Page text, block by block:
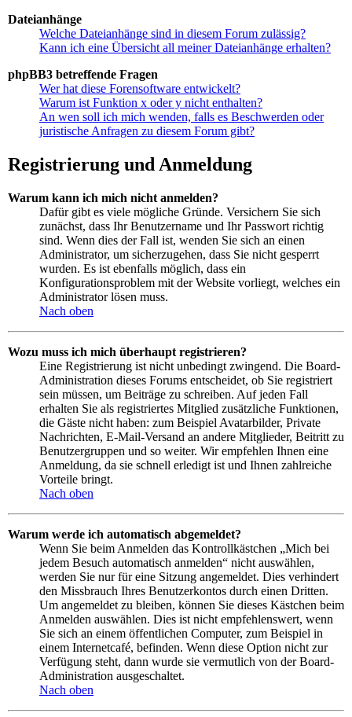
Dateianhänge
Welche Dateianhänge sind in diesem Forum zulässig?
Kann ich eine Übersicht all meiner Dateianhänge erhalten?
phpBB3 betreffende Fragen
Wer hat diese Forensoftware entwickelt?
Warum ist Funktion x oder y nicht enthalten?
An wen soll ich mich wenden, falls es Beschwerden oder
juristische Anfragen zu diesem Forum gibt?
Registrierung und Anmeldung
Warum kann ich mich nicht anmelden?
Dafür gibt es viele mögliche Gründe. Versichern Sie sich
zunächst, dass Ihr Benutzername und Ihr Passwort richtig
sind. Wenn dies der Fall ist, wenden Sie sich an einen
Administrator, um sicherzugehen, dass Sie nicht gesperrt
wurden. Es ist ebenfalls möglich, dass ein
Konfigurationsproblem mit der Website vorliegt, welches ein
Administrator lösen muss.
Nach oben
Wozu muss ich mich überhaupt registrieren?
Eine Registrierung ist nicht unbedingt zwingend. Die Board-
Administration dieses Forums entscheidet, ob Sie registriert
sein müssen, um Beiträge zu schreiben. Auf jeden Fall
erhalten Sie als registriertes Mitglied zusätzliche Funktionen,
die Gäste nicht haben: zum Beispiel Avatarbilder, Private
Nachrichten, E-Mail-Versand an andere Mitglieder, Beitritt zu
Benutzergruppen und so weiter. Wir empfehlen Ihnen eine
Anmeldung, da sie schnell erledigt ist und Ihnen zahlreiche
Vorteile bringt.
Nach oben
Warum werde ich automatisch abgemeldet?
Wenn Sie beim Anmelden das Kontrollkästchen „Mich bei
jedem Besuch automatisch anmelden“ nicht auswählen,
werden Sie nur für eine Sitzung angemeldet. Dies verhindert
den Missbrauch Ihres Benutzerkontos durch einen Dritten.
Um angemeldet zu bleiben, können Sie dieses Kästchen beim
Anmelden auswählen. Dies ist nicht empfehlenswert, wenn
Sie sich an einem öffentlichen Computer, zum Beispiel in
einem Internetcafé, befinden. Wenn diese Option nicht zur
Verfügung steht, dann wurde sie vermutlich von der Board-
Administration ausgeschaltet.
Nach oben